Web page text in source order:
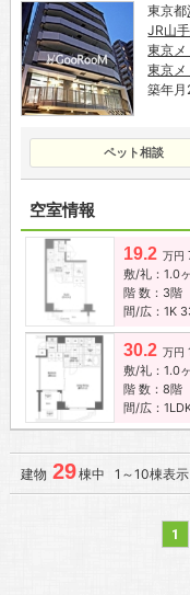
東京都
JR山
東京メ
東京メ
築年
ペット相談
空室情報
19.2 万円
敷/礼：1.0
階 数：3階
間/広：1K
30.2 万円
敷/礼：1.0
階 数：8階
間/広：
建物 29棟中 1～10棟表示
1